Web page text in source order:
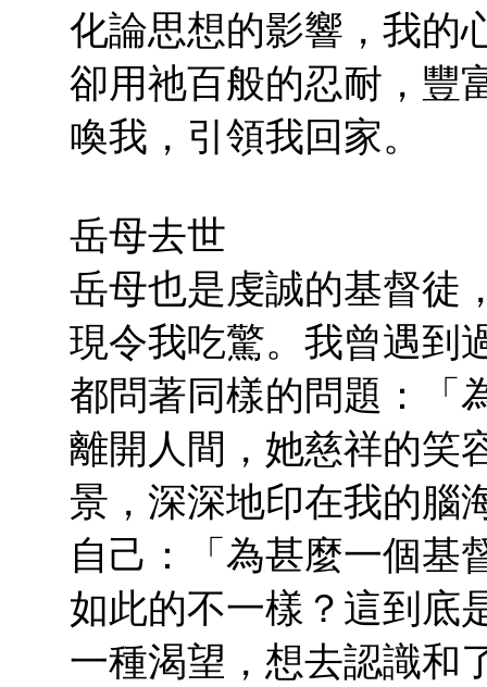
化論思想的影響，我的
卻用祂百般的忍耐，豐
喚我，引領我回家。
岳母去世
岳母也是虔誠的基督徒
現令我吃驚。我曾遇到
都問著同樣的問題：「
離開人間，她慈祥的笑
景，深深地印在我的腦
自己：「為甚麼一個基
如此的不一樣？這到底
一種渴望，想去認識和